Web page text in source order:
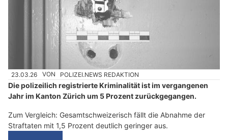
23.03.26 VON POLIZEI.NEWS REDAKTION
Die polizeilich registrierte Kriminalität ist im vergangenen
Jahr im Kanton Zürich um 5 Prozent zurückgegangen.
Zum Vergleich: Gesamtschweizerisch fällt die Abnahme der
Straftaten mit 1,5 Prozent deutlich geringer aus.